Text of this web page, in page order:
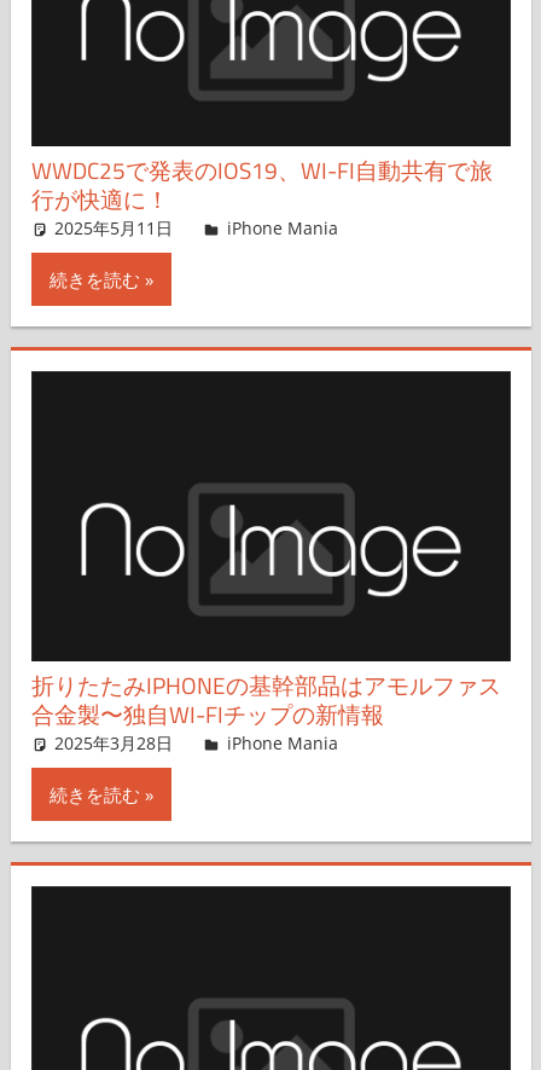
WWDC25で発表のIOS19、WI-FI自動共有で旅
行が快適に！
2025年5月11日 hato
iPhone Mania
続きを読む
折りたたみIPHONEの基幹部品はアモルファス
合金製〜独自WI-FIチップの新情報
2025年3月28日 FT729
iPhone Mania
続きを読む